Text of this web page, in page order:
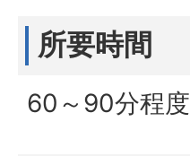
所要時間
60～90分程度